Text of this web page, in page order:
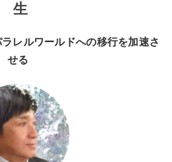
生
レルワールドへの移行を加速さ
せる